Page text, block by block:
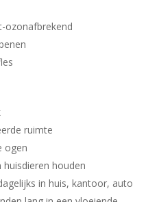
ozonafbrekend
ruimte
ogen
huisdieren houden
in huis, kantoor, auto